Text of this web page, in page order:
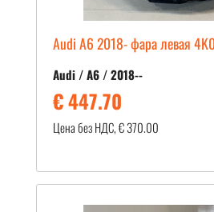
Audi A6 2018- фара левая
Audi / A6 / 2018--
€ 447.70
Цена без НДС, € 370.00